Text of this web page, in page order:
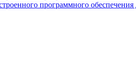
программного